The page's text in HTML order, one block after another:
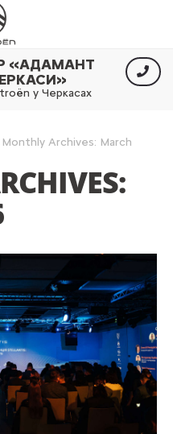
«АДАМАНТ
у Черкасах
Monthly Archives: March